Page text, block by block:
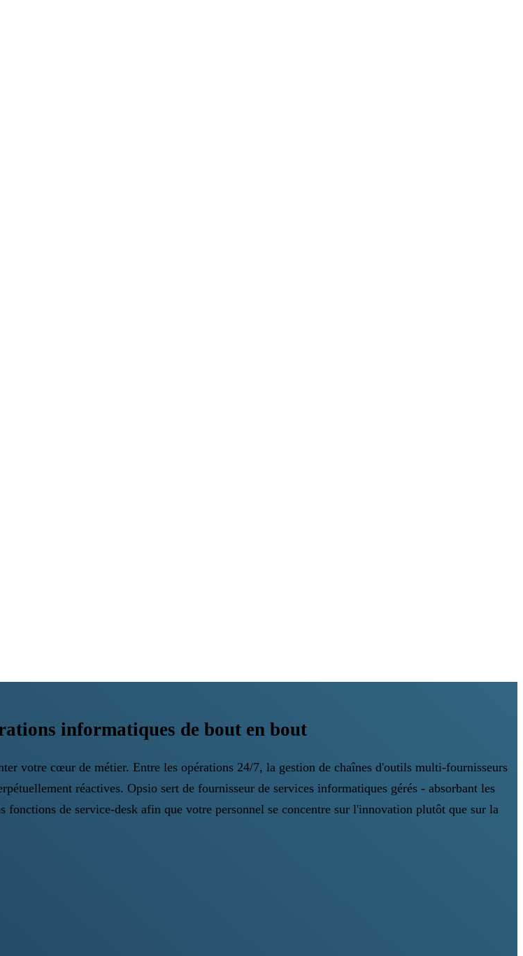
informatiques de bout en bout
votre cœur de métier. Entre les opérations 24/7, la gestion de chaînes d'outils multi-fournisseurs
réactives. Opsio sert de fournisseur de services informatiques gérés - absorbant les
de service-desk afin que votre personnel se concentre sur l'innovation plutôt que sur la